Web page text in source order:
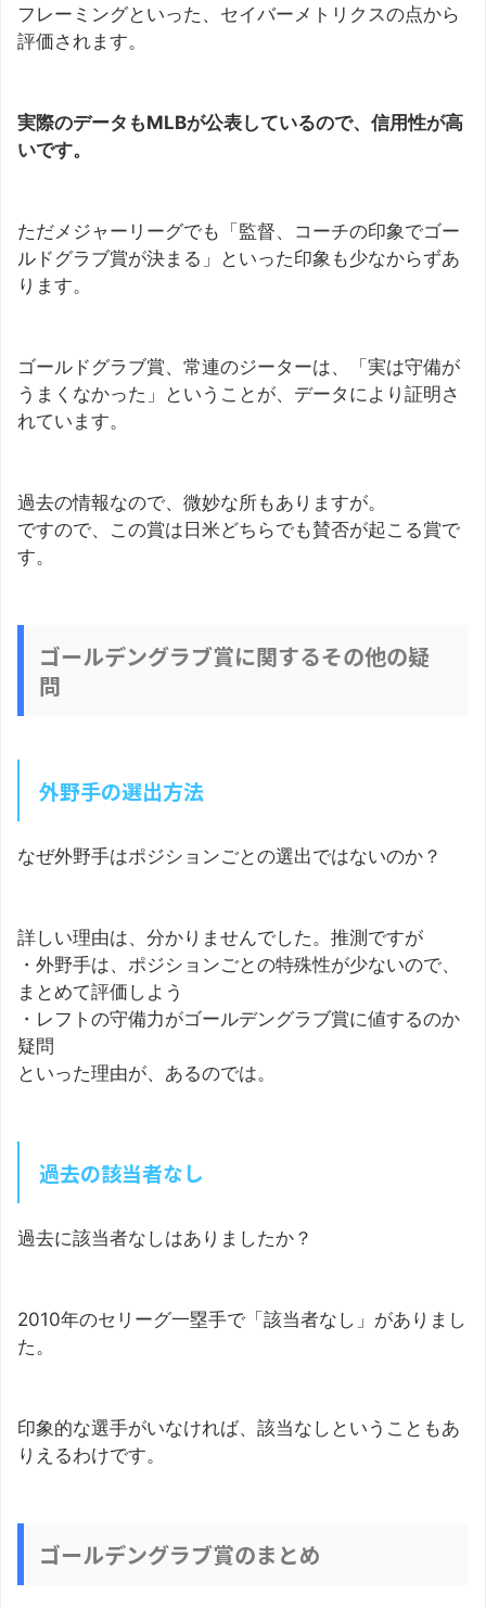
フレーミングといった、セイバーメトリクスの点から
評価されます。
実際のデータもMLBが公表しているので、信用性が高
いです。
ただメジャーリーグでも「監督、コーチの印象でゴー
ルドグラブ賞が決まる」といった印象も少なからずあ
ります。
ゴールドグラブ賞、常連のジーターは、「実は守備が
うまくなかった」ということが、データにより証明さ
れています。
過去の情報なので、微妙な所もありますが。
ですので、この賞は日米どちらでも賛否が起こる賞で
す。
ゴールデングラブ賞に関するその他の疑
問
外野手の選出方法
なぜ外野手はポジションごとの選出ではないのか？
詳しい理由は、分かりませんでした。推測ですが
・外野手は、ポジションごとの特殊性が少ないので、
まとめて評価しよう
・レフトの守備力がゴールデングラブ賞に値するのか
疑問
といった理由が、あるのでは。
過去の該当者なし
過去に該当者なしはありましたか？
2010年のセリーグ一塁手で「該当者なし」がありまし
た。
印象的な選手がいなければ、該当なしということもあ
りえるわけです。
ゴールデングラブ賞のまとめ